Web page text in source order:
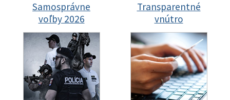
Samosprávne
voľby 2026
Transparentné
vnútro